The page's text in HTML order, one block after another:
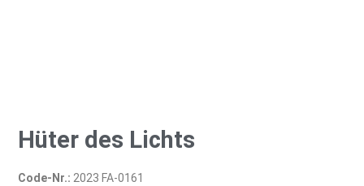
Hüter des Lichts
Code-Nr.: 2023 FA-0161